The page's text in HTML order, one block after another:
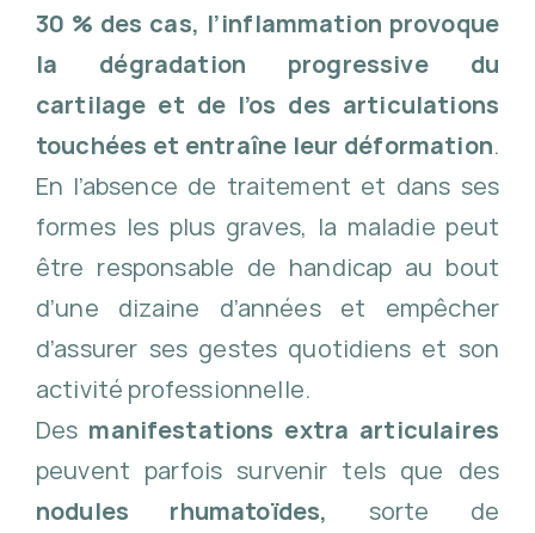
30 % des cas, l’inflammation provoque
la dégradation progressive du
cartilage et de l’os des articulations
touchées et entraîne leur déformation.
En l’absence de traitement et dans ses
formes les plus graves, la maladie peut
être responsable de handicap au bout
d’une dizaine d’années et empêcher
d’assurer ses gestes quotidiens et son
activité professionnelle.
Des manifestations extra articulaires
peuvent parfois survenir tels que des
nodules rhumatoïdes, sorte de